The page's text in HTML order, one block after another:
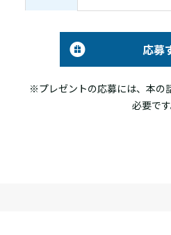
応募
※プレゼントの応募には、本の
必要です